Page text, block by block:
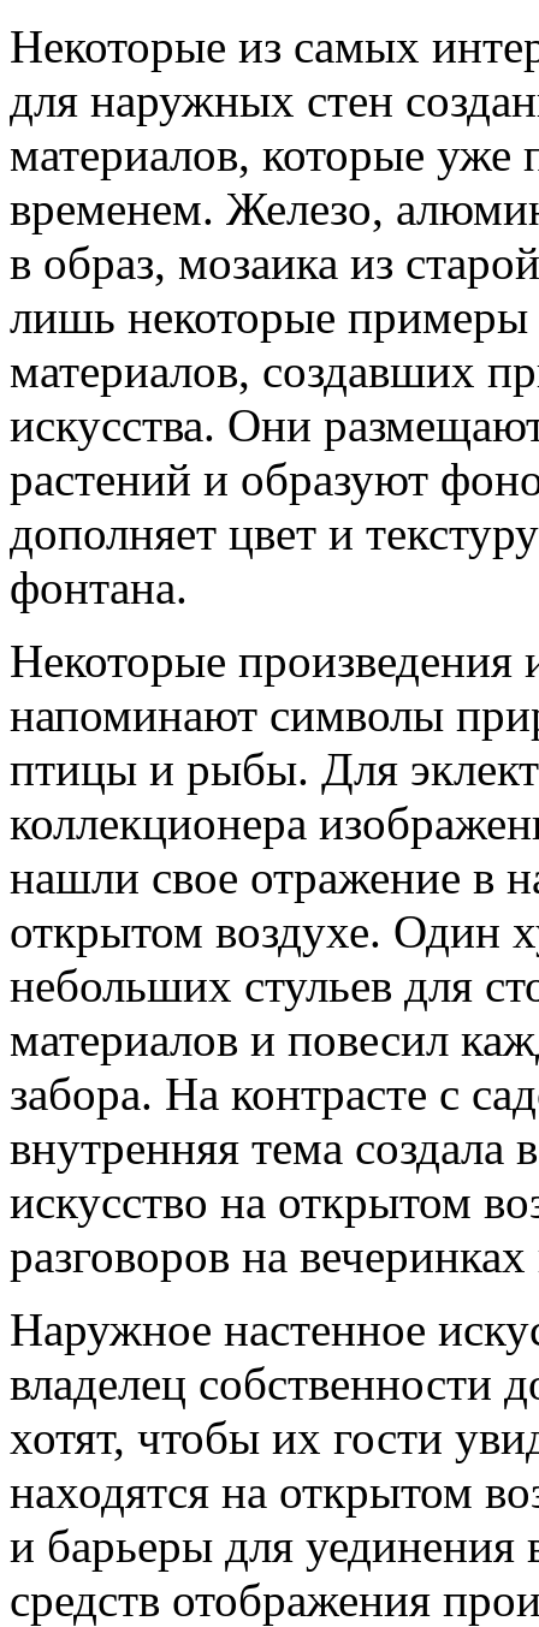
Некоторые из самых
для наружных стен
материалов, которые
временем. Железо,
в образ, мозаика из
лишь некоторые примеры
материалов, создавших
искусства. Они
растений и образуют
дополняет цвет и
фонтана.
Некоторые произведения
напоминают символы
птицы и рыбы. Для
коллекционера
нашли свое отражение в
открытом воздухе. Один
небольших стульев для
материалов и повесил
забора. На контрасте с
внутренняя тема создала
искусство на открытом
разговоров на
Наружное настенное
владелец собственности
хотят, чтобы их гости
находятся на открытом
и барьеры для уединения
средств отображения